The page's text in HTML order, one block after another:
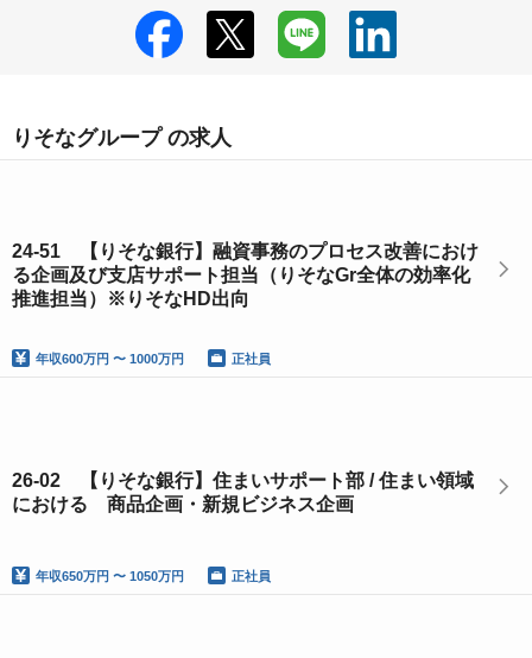
りそなグループ の求人
24-51 【りそな銀行】融資事務のプロセス改善におけ
る企画及び支店サポート担当（りそなGr全体の効率化
推進担当）※りそなHD出向
年収600万円 〜 1000万円 正社員
26‐02 【りそな銀行】住まいサポート部 / 住まい領域
における 商品企画・新規ビジネス企画
年収650万円 〜 1050万円 正社員